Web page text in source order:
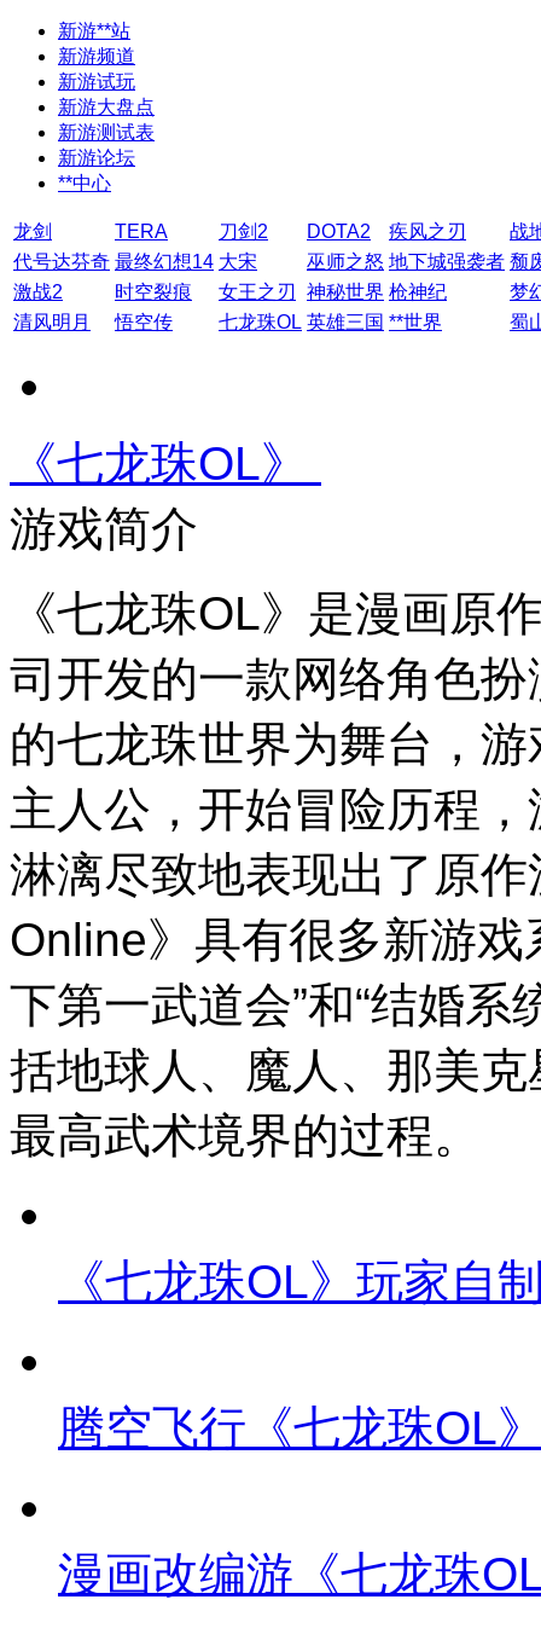
新游**站
新游频道
新游试玩
新游大盘点
新游测试表
新游论坛
**中心
龙剑 TERA 刀剑2 DOTA2 疾风之刃
战
代号达芬奇 最终幻想14 大宋 巫师之怒 地下城强袭者 颓
激战2
时空裂痕 女王之刃 神秘世界 枪神纪
梦
清风明月
悟空传 七龙珠OL 英雄三国 **世界 蜀
《七龙珠OL》
游戏简介
《七龙珠OL》是漫画原
司开发的一款网络角色
的七龙珠世界为舞台，
主人公，开始冒险历程
淋漓尽致地表现出了原
Online》具有很多新游
下第一武道会”和“结婚系
括地球人、魔人、那美
最高武术境界的过程。
《七龙珠OL》玩家自
腾空飞行《七龙珠OL
漫画改编游《七龙珠